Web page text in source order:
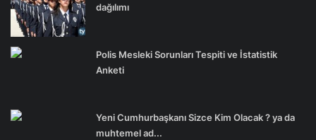
dağılımı
Polis Mesleki Sorunları Tespiti ve İstatistik
Anketi
Yeni Cumhurbaşkanı Sizce Kim Olacak ? ya da
muhtemel ad...